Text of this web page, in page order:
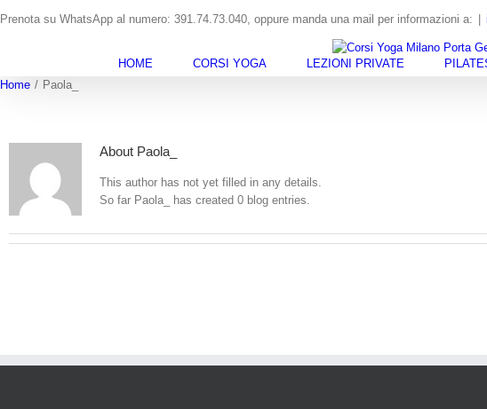
toPrenota su WhatsApp al numero: 391.74.73.040, oppure manda una mail per informazioni a:
HOME CORSI YOGA LEZIONI PRIVATE
Home / Paola_
About Paola_
This author has not yet filled in any details.
So far Paola_ has created 0 blog entries.